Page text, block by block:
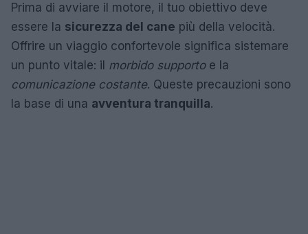
Prima di avviare il motore, il tuo obiettivo deve
essere la sicurezza del cane più della velocità.
Offrire un viaggio confortevole significa sistemare
un punto vitale: il morbido supportoe la
comunicazione costante. Queste precauzioni sono
la base di una avventura tranquilla.